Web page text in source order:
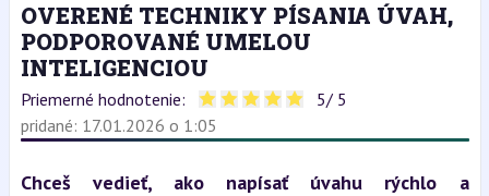
OVERENÉ TECHNIKY PÍSANIA ÚVAH,
PODPOROVANÉ UMELOU
INTELIGENCIOU
Priemerné hodnotenie: 5/ 5
pridané: 17.01.2026 o 1:05
Chceš vedieť, ako napísať úvahu rýchlo a